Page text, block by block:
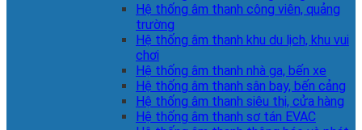
Hệ thống âm thanh công viên, quảng
trường
Hệ thống âm thanh khu du lịch, khu vui
chơi
Hệ thống âm thanh nhà ga, bến xe
Hệ thống âm thanh sân bay, bến cảng
Hệ thống âm thanh siêu thị, cửa hàng
Hệ thống âm thanh sơ tán EVAC